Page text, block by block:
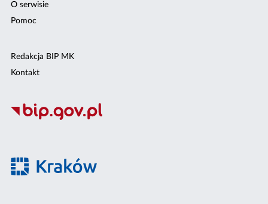
O serwisie
Pomoc
Redakcja BIP MK
Kontakt